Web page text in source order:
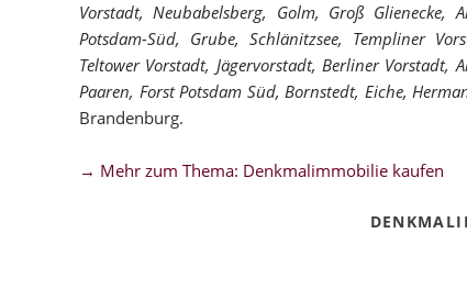
Vorstadt, Neubabelsberg, Golm, Groß Glienecke,
Potsdam-Süd, Grube, Schlänitzsee, Templiner
Teltower Vorstadt, Jägervorstadt, Berliner
Paaren, Forst Potsdam Süd, Bornstedt, Eiche,
Brandenburg.
→ Mehr zum Thema: Denkmalimmobilie kaufen